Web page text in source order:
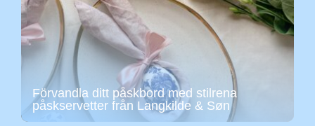
Förvandla ditt påskbord med stilrena
påskservetter från Langkilde & Søn